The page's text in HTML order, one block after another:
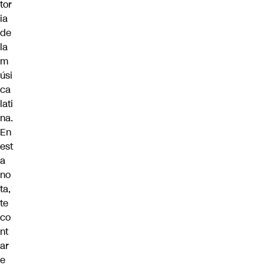
tor
ia
de
la
m
úsi
ca
lati
na.
En
est
a
no
ta,
te
co
nt
ar
e